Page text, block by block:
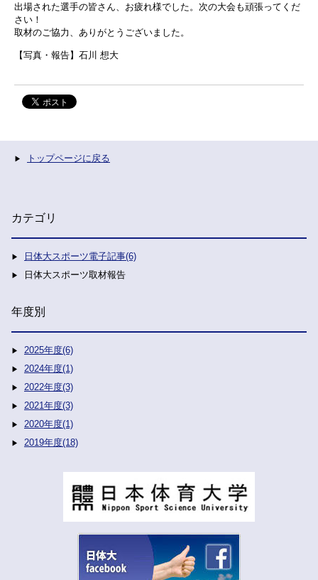
出場された選手の皆さん、お疲れ様でした。次の大会も頑張ってくだ
さい！
取材のご協力、ありがとうございました。
【写真・報告】石川 想大
トップページに戻る
カテゴリ
日体大スポーツ電子記事(6)
日体大スポーツ取材報告
年度別
2025年度(6)
2024年度(1)
2022年度(3)
2021年度(3)
2020年度(1)
2019年度(18)